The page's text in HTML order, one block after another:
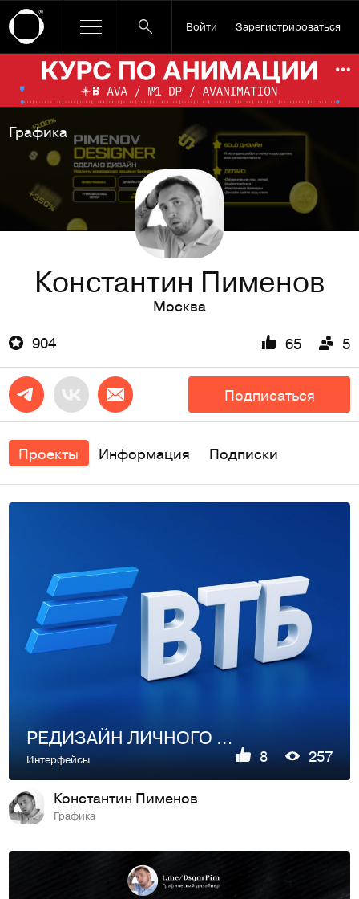
Войти Зарегистрироваться
Ссылка баннера
Графика
Константин Пименов
Москва
904
65 5
Подписаться
Проекты Информация Подписки
РЕДИЗАЙН ЛИЧНОГО КАБИНЕТА ВТБ
Интерфейсы 8 257
Константин Пименов
Графика